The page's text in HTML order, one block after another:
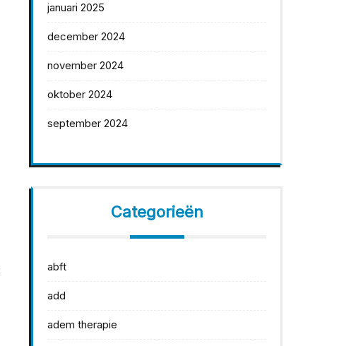
januari 2025
december 2024
november 2024
oktober 2024
september 2024
Categorieën
abft
add
adem therapie